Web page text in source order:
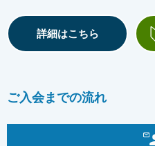
詳細はこちら
ご入会までの流れ